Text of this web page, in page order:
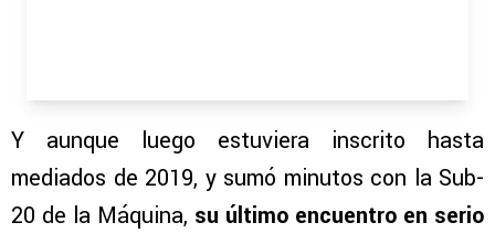
Y aunque luego estuviera inscrito hasta
mediados de 2019, y sumó minutos con la Sub-
20 de la Máquina, su último encuentro en serio